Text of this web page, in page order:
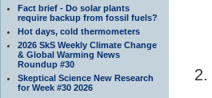
Fact brief - Do solar plants
require backup from fossil fuels?
Hot days, cold thermometers
2026 SkS Weekly Climate Change
& Global Warming News
Roundup #30
Skeptical Science New Research
for Week #30 2026